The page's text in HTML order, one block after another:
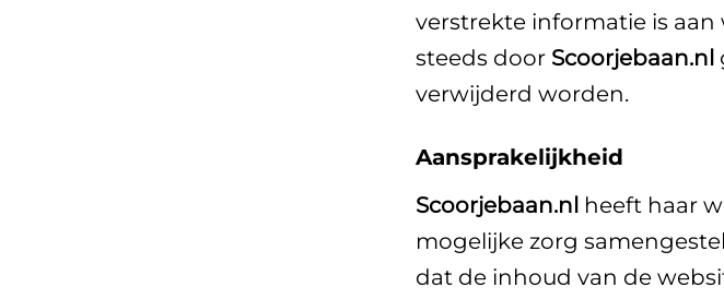
verstrekte informatie is
steeds door Scoorjebaan.nl
verwijderd worden.
Aansprakelijkheid
Scoorjebaan.nl heeft haar
mogelijke zorg
dat de inhoud van de